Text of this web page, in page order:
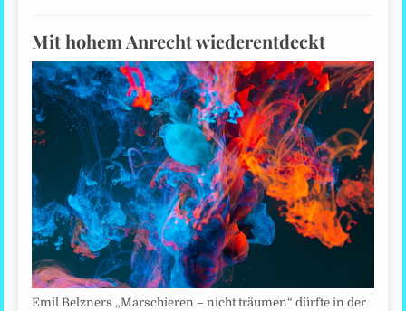
Mit hohem Anrecht wiederentdeckt
Emil Belzners „Marschieren – nicht träumen“ dürfte in der